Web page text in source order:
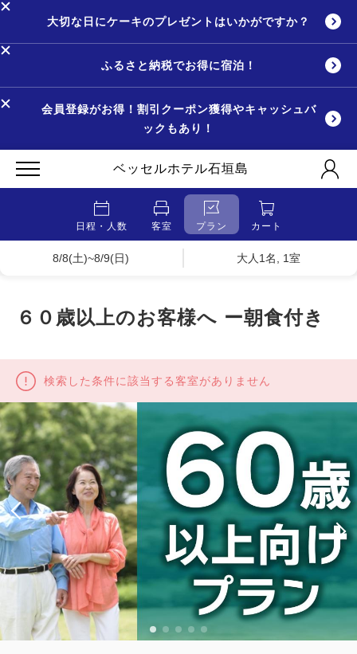
大切な日にケーキのプレゼントはいかがですか？
ふるさと納税でお得に宿泊！
会員登録がお得！割引クーポン獲得やキャッシュバ
ックもあり！
ベッセルホテル石垣島
日程・人数 客室 プラン カート
8/8(土)~8/9(日) 大人1名, 1室
６０歳以上のお客様へ ー朝食付き
検索した条件に該当する客室がありません